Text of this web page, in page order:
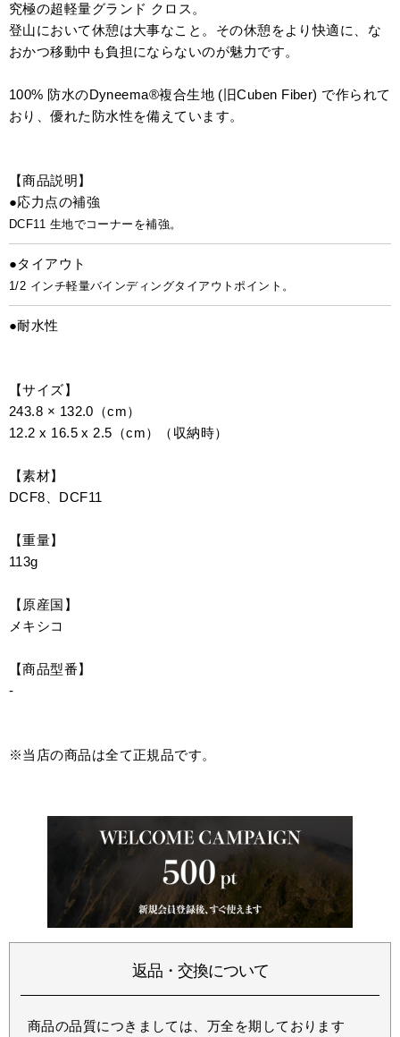
究極の超軽量グランド クロス。
登山において休憩は大事なこと。その休憩をより快適に、な
おかつ移動中も負担にならないのが魅力です。
100% 防水のDyneema®複合生地 (旧Cuben Fiber) で作られて
おり、優れた防水性を備えています。
【商品説明】
●応力点の補強
DCF11 生地でコーナーを補強。
●タイアウト
1/2 インチ軽量バインディングタイアウトポイント。
●耐水性
【サイズ】
243.8 × 132.0（cm）
12.2 x 16.5 x 2.5（cm）（収納時）
【素材】
DCF8、DCF11
【重量】
113g
【原産国】
メキシコ
【商品型番】
-
※当店の商品は全て正規品です。
返品・交換について
商品の品質につきましては、万全を期しております